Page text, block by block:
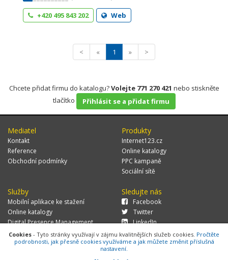
+420 495 843 202
Web
< « 1 » >
Chcete přidat firmu do katalogu?Volejte 771 270 421 nebo stiskněte
tlačítko
Přihlásit se a přidat firmu
Mediatel
Kontakt
Reference
Obchodní podmínky
Produkty
Internet123.cz
Online katalogy
PPC kampaně
Sociální sítě
Služby
Mobilní aplikace ke stažení
Online katalogy
Digital Presence Management
Více zákazníků
Sledujte nás
Facebook
Twitter
LinkedIn
Cookies - Tyto stránky využívají v zájmu kvalitnějších služeb cookies. Pročtěte
podrobnosti, jak přesně cookies využíváme a jak můžete změnit příslušná
nastavení.